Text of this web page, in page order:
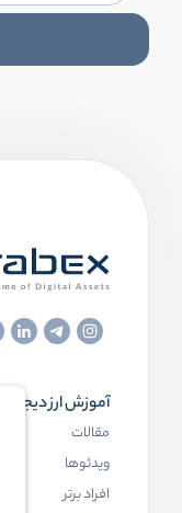
آموزش ارز دیجیتال
مقالات
ویدئوها
افراد برتر